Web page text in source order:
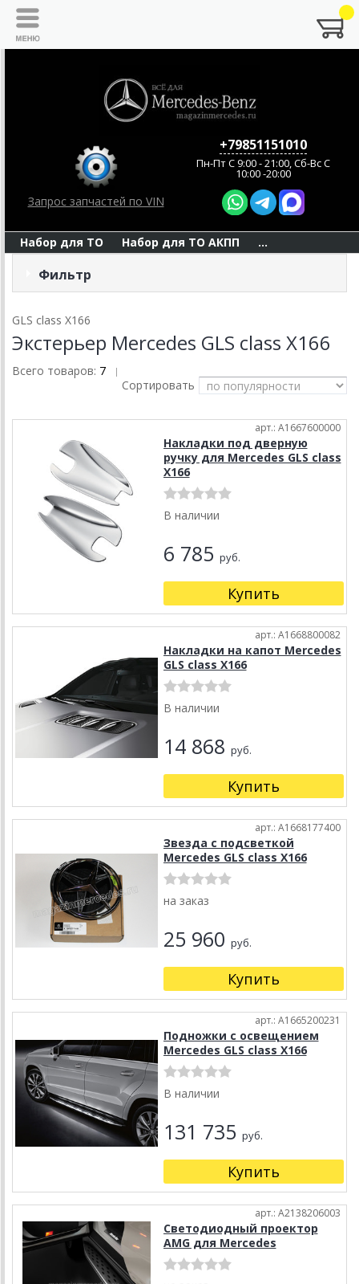
Запрос запчастей по VIN
+79851151010
Пн-Пт C 9:00 - 21:00, Сб-Вс С
10:00 -20:00
Набор для ТО Набор для ТО АКПП ...
Фильтр
GLS class X166
Экстерьер Mercedes GLS class X166
Всего товаров: 7 |
Сортировать
арт.: A1667600000
Накладки под дверную
ручку для Mercedes GLS class
X166
В наличии
6 785 руб.
Купить
арт.: A1668800082
Накладки на капот Mercedes
GLS class X166
В наличии
14 868 руб.
Купить
арт.: A1668177400
Звезда с подсветкой
Mercedes GLS class X166
на заказ
25 960 руб.
Купить
арт.: A1665200231
Подножки с освещением
Mercedes GLS class X166
В наличии
131 735 руб.
Купить
арт.: A2138206003
Светодиодный проектор
AMG для Mercedes